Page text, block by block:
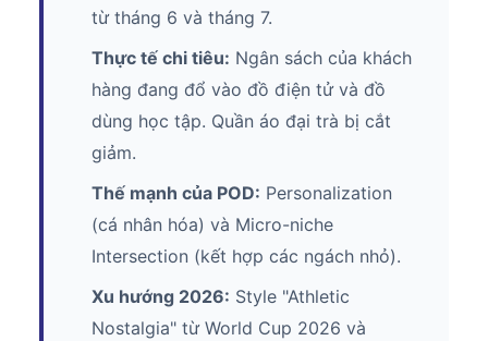
từ tháng 6 và tháng 7.
Thực tế chi tiêu: Ngân sách của khách
hàng đang đổ vào đồ điện tử và đồ
dùng học tập. Quần áo đại trà bị cắt
giảm.
Thế mạnh của POD: Personalization
(cá nhân hóa) và Micro-niche
Intersection (kết hợp các ngách nhỏ).
Xu hướng 2026: Style "Athletic
Nostalgia" từ World Cup 2026 và